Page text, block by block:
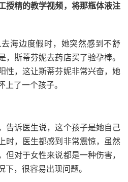
授精的教学视频，将那瓶体液注
海边度假时，她突然感到不舒
，斯蒂芬妮去药店买了验孕棒。
性，这让斯蒂芬妮非常兴奋，她
了一个孩子。
告诉医生说，这个孩子是她自己
时，医生都感到非常震惊，虽然
但对于女性来说都是一种伤害，
，很容易出现问题。